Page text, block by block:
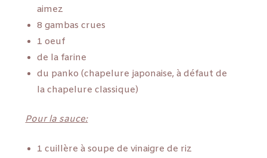
aimez
8 gambas crues
1 oeuf
de la farine
du panko (chapelure japonaise, à défaut de
la chapelure classique)
Pour la sauce:
1 cuillère à soupe de vinaigre de riz